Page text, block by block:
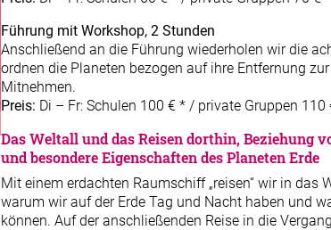
Führung mit Workshop, 2 Stunden
Anschließend an die Führung wiederholen wir die
ordnen die Planeten bezogen auf ihre Entfernung
Mitnehmen.
Preis: Di – Fr: Schulen 100 € * / private Gruppen
Das Weltall und das Reisen dorthin, Beziehung
und besondere Eigenschaften des Planeten Erde
Mit einem erdachten Raumschiff „reisen“ wir in das
warum wir auf der Erde Tag und Nacht haben und
können. Auf der anschließenden Reise in die